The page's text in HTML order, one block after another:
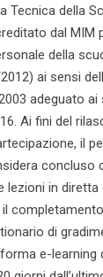
Tecnica della
dal MIM
della
ai sensi
adeguato ai
Ai fini del
il
concluso
lezioni in diretta
il
di
e-learning